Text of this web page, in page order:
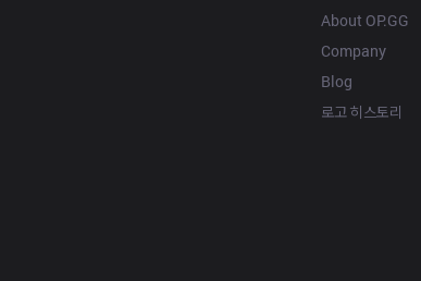
About OP.GG
Company
Blog
로고 히스토리